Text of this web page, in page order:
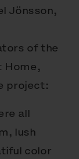
Jönsson,
of the
Home,
project:
all
lush
color